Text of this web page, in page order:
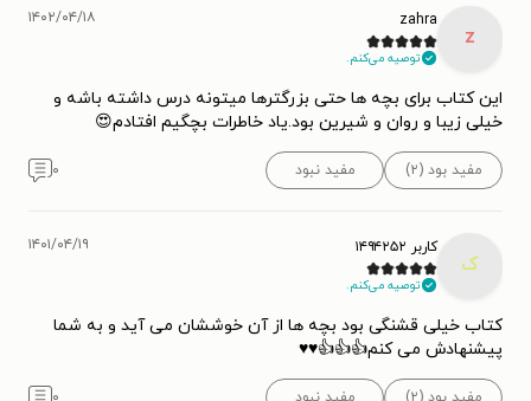
z
zahra
توصیه می‌کنم.
۱۴۰۲/۰۴/۱۸
این کتاب برای بچه ها حتی بزرگترها میتونه درس داشته باشه و
خیلی زیبا و روان و شیرین بود.یاد خاطرات بچگیم افتادم😍
مفید بود (۲) مفید نبود ۰
ک
کاربر ۱۴۹۴۲۵۲
توصیه می‌کنم.
۱۴۰۱/۰۴/۱۹
کتاب خیلی قشنگی بود بچه ها از آن خوششان می آید و به شما
پیشنهادش می کنم👍👍👍♥️♥️